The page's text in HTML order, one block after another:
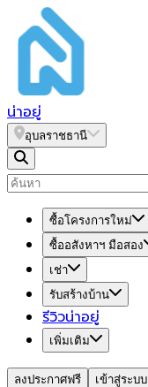
น่าอยู่
อุบลราชธานี
ซื้อโครงการใหม่
ซื้ออสังหาฯ มือสอง
เช่า
รับสร้างบ้าน
รีวิวน่าอยู่
เพิ่มเติม
ลงประกาศฟรี เข้าสู่ระบบ